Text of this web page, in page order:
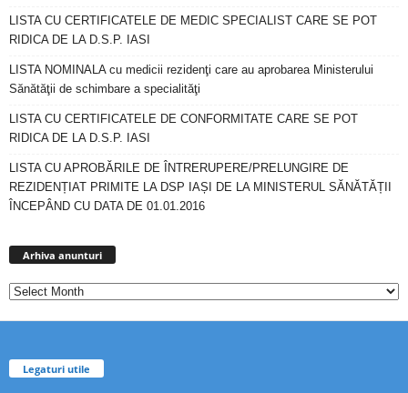
LISTA CU CERTIFICATELE DE MEDIC SPECIALIST CARE SE POT
RIDICA DE LA D.S.P. IASI
LISTA NOMINALA cu medicii rezidenţi care au aprobarea Ministerului
Sănătăţii de schimbare a specialităţi
LISTA CU CERTIFICATELE DE CONFORMITATE CARE SE POT
RIDICA DE LA D.S.P. IASI
LISTA CU APROBĂRILE DE ÎNTRERUPERE/PRELUNGIRE DE
REZIDENȚIAT PRIMITE LA DSP IAȘI DE LA MINISTERUL SĂNĂTĂȚII
ÎNCEPÂND CU DATA DE 01.01.2016
Arhiva anunturi
Legaturi utile